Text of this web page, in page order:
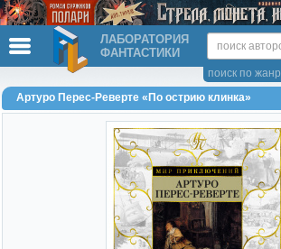
ЛАБОРАТОРИЯ
ФАНТАСТИКИ
поиск по
Артуро Перес-Реверте «По острию клинка»